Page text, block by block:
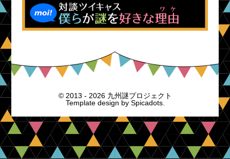
© 2013 - 2026 九州謎プロジェクト
Template design by Spicadots.